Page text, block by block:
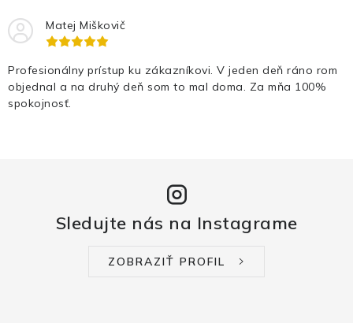
Matej Miškovič
Profesionálny prístup ku zákazníkovi. V jeden deň ráno rom
objednal a na druhý deň som to mal doma. Za mňa 100%
spokojnosť.
Sledujte nás na Instagrame
ZOBRAZIŤ PROFIL